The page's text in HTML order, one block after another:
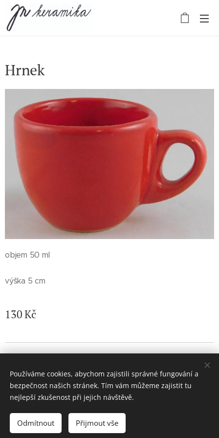
Hrnek
objem 50 ml
výška 5 cm
130Kč
Do košíku
Vytvořeno službouWebnode Cookies
Používáme cookies, abychom zajistili správné fungování a
bezpečnost našich stránek. Tím vám můžeme zajistit tu
nejlepší zkušenost při jejich návštěvě.
Odmítnout Přijmout vše